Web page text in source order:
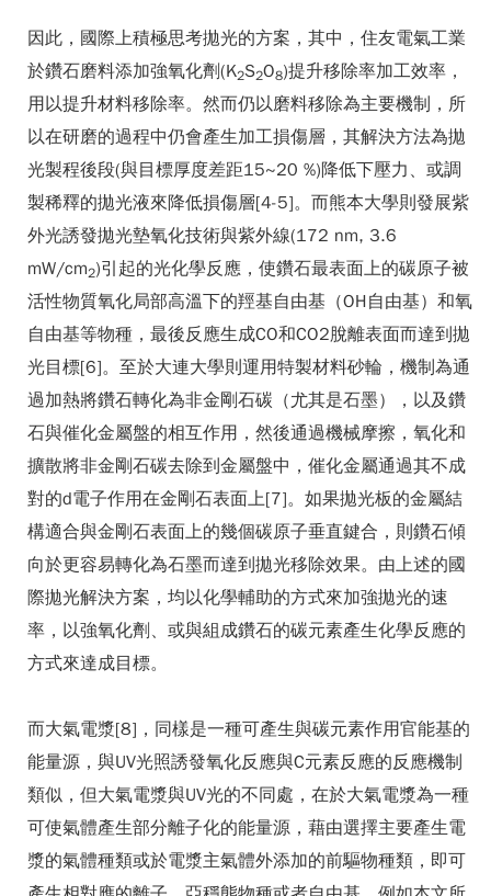
因此，國際上積極思考拋光的方案，其中，住友電氣工業
於鑽石磨料添加強氧化劑(K2S2O8)提升移除率加工效率，
用以提升材料移除率。然而仍以磨料移除為主要機制，所
以在研磨的過程中仍會產生加工損傷層，其解決方法為拋
光製程後段(與目標厚度差距15~20 %)降低下壓力、或調
製稀釋的拋光液來降低損傷層[4-5]。而熊本大學則發展紫
外光誘發拋光墊氧化技術與紫外線(172 nm, 3.6
mW/cm2)引起的光化學反應，使鑽石最表面上的碳原子被
活性物質氧化局部高溫下的羥基自由基（OH自由基）和氧
自由基等物種，最後反應生成CO和CO2脫離表面而達到拋
光目標[6]。至於大連大學則運用特製材料砂輪，機制為通
過加熱將鑽石轉化為非金剛石碳（尤其是石墨），以及鑽
石與催化金屬盤的相互作用，然後通過機械摩擦，氧化和
擴散將非金剛石碳去除到金屬盤中，催化金屬通過其不成
對的d電子作用在金剛石表面上[7]。如果拋光板的金屬結
構適合與金剛石表面上的幾個碳原子垂直鍵合，則鑽石傾
向於更容易轉化為石墨而達到拋光移除效果。由上述的國
際拋光解決方案，均以化學輔助的方式來加強拋光的速
率，以強氧化劑、或與組成鑽石的碳元素產生化學反應的
方式來達成目標。
而大氣電漿[8]，同樣是一種可產生與碳元素作用官能基的
能量源，與UV光照誘發氧化反應與C元素反應的反應機制
類似，但大氣電漿與UV光的不同處，在於大氣電漿為一種
可使氣體產生部分離子化的能量源，藉由選擇主要產生電
漿的氣體種類或於電漿主氣體外添加的前驅物種類，即可